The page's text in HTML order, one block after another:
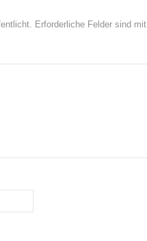
Erforderliche Felder sind mit